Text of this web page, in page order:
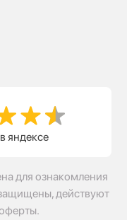
яндексе
для ознакомления
действуют